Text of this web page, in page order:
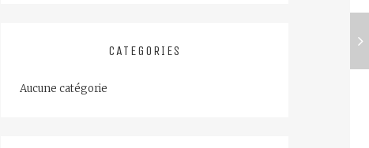
CATEGORIES
Aucune catégorie